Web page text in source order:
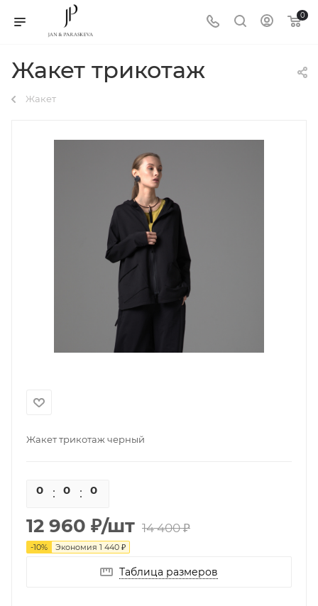
0
Жакет трикотаж
Жакет
Жакет трикотаж черный
0 0 0
12 960 ₽/шт 14 400₽
-10% Экономия 1 440 ₽
Таблица размеров